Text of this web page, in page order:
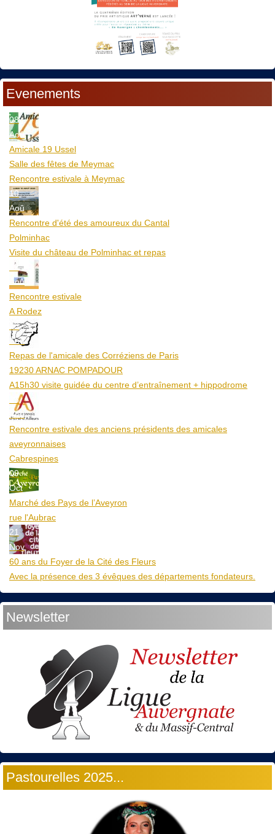
Evenements
08
Aoû
Amicale 19 Ussel
Salle des fêtes de Meymac
Rencontre estivale à Meymac
10
Aoû
Rencontre d'été des amoureux du Cantal
Polminhac
Visite du château de Polminhac et repas
12
Aoû
Rencontre estivale
A Rodez
23
Aoû
Repas de l'amicale des Corréziens de Paris
19230 ARNAC POMPADOUR
A15h30 visite guidée du centre d’entraînement + hippodrome
25
Aoû
Rencontre estivale des anciens présidents des amicales
aveyronnaises
Cabrespines
09
Oct
Marché des Pays de l’Aveyron
rue l'Aubrac
21
Nov
60 ans du Foyer de la Cité des Fleurs
Avec la présence des 3 évêques des départements fondateurs.
Newsletter
Pastourelles 2025...